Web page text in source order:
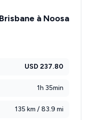
à Noosa
USD 237.80
1h 35min
135 km / 83.9 mi